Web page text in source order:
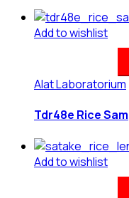
Add to wishlist
Alat Laboratorium
Tdr48e Rice
Add to wishlist